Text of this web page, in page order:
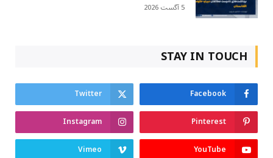
5 آگست 2026
STAY IN TOUCH
Facebook
Twitter
Pinterest
Instagram
YouTube
Vimeo